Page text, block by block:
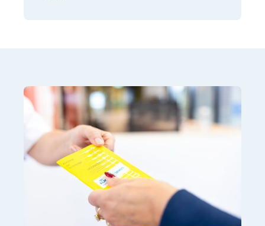
onbezorgd
reizen
werken